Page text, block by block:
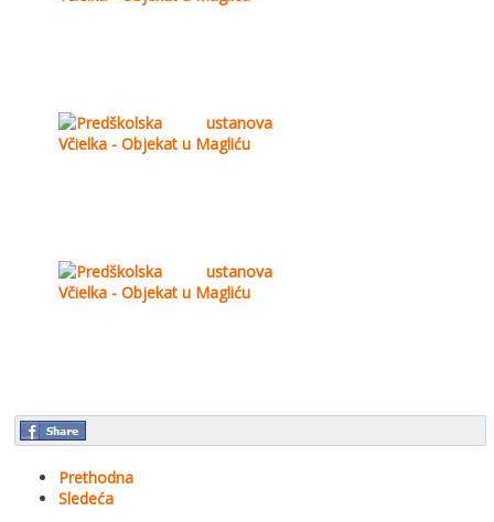
Prethodna
Sledeća